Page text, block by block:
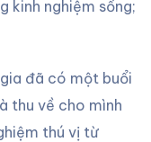
kinh nghiệm sống;
đã có một buổi
thu về cho mình
thú vị từ